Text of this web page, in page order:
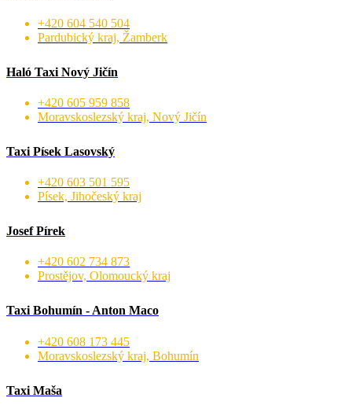
+420 604 540 504
Pardubický kraj, Žamberk
Haló Taxi Nový Jičín
+420 605 959 858
Moravskoslezský kraj, Nový Jičín
Taxi Písek Lasovský
+420 603 501 595
Písek, Jihočeský kraj
Josef Pírek
+420 602 734 873
Prostějov, Olomoucký kraj
Taxi Bohumín - Anton Maco
+420 608 173 445
Moravskoslezský kraj, Bohumín
Taxi Maša